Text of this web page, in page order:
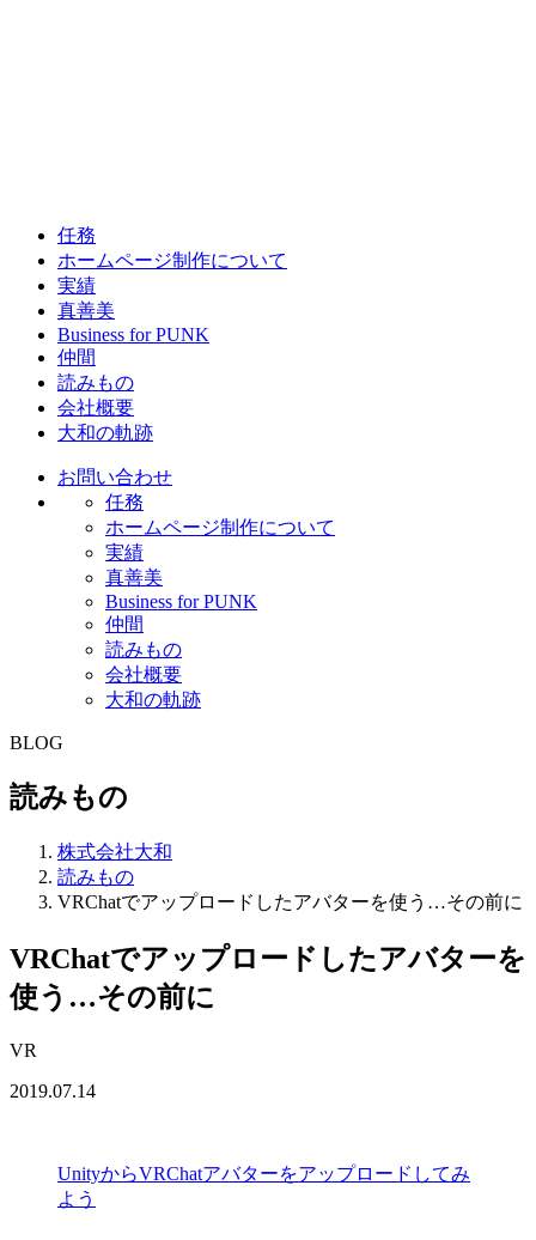
任務
ホームページ制作について
実績
真善美
Business for PUNK
仲間
読みもの
会社概要
大和の軌跡
お問い合わせ
任務
ホームページ制作について
実績
真善美
Business for PUNK
仲間
読みもの
会社概要
大和の軌跡
BLOG
読みもの
株式会社大和
読みもの
VRChatでアップロードしたアバターを使う…その前に
VRChatでアップロードしたアバターを
使う…その前に
VR
2019.07.14
UnityからVRChatアバターをアップロードしてみ
よう